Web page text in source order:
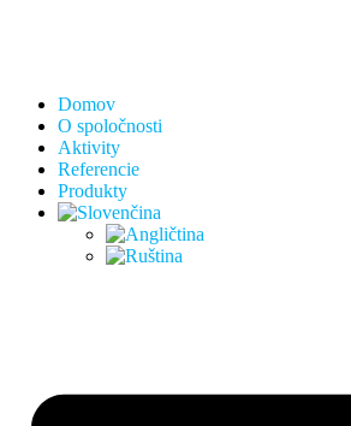
Domov
O spoločnosti
Aktivity
Referencie
Produkty